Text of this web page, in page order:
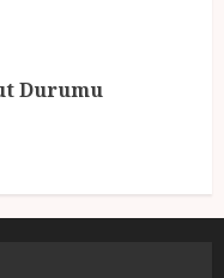
Durumu